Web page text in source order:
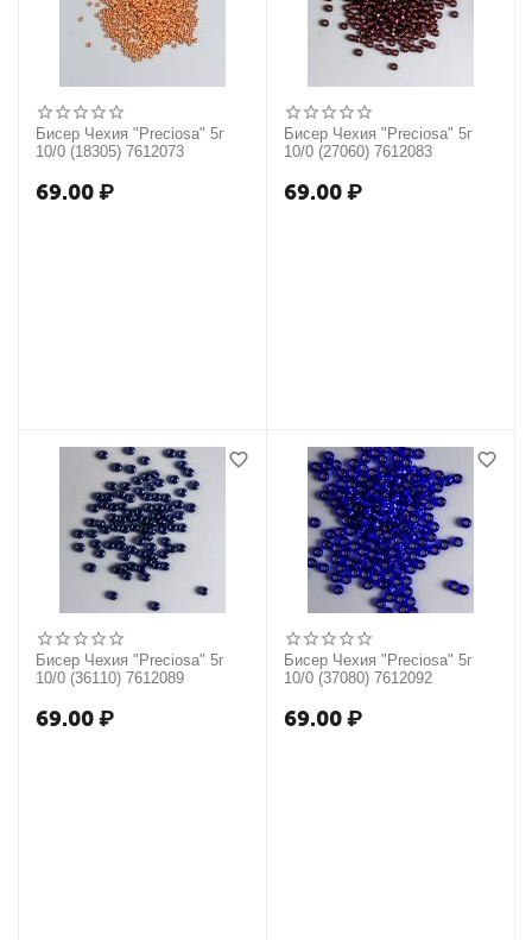
Бисер Чехия "Preciosa" 5г
10/0 (18305) 7612073
69.00₽
Бисер Чехия "Preciosa" 5г
10/0 (27060) 7612083
69.00₽
Бисер Чехия "Preciosa" 5г
10/0 (36110) 7612089
69.00₽
Бисер Чехия "Preciosa" 5г
10/0 (37080) 7612092
69.00₽